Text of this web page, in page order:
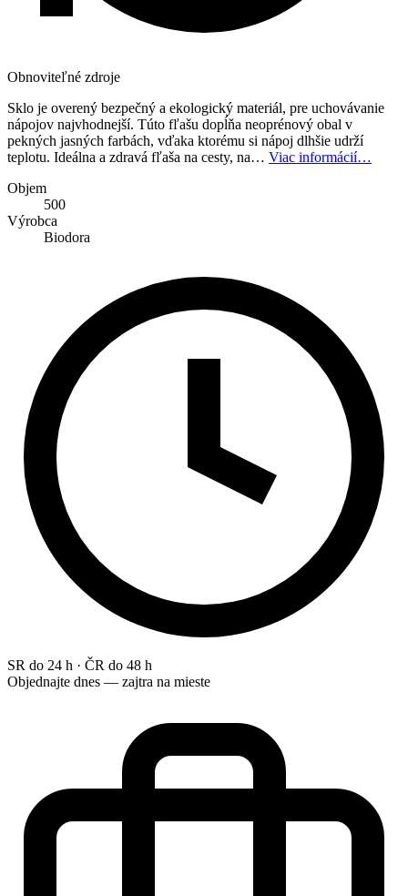
Obnoviteľné zdroje
Sklo je overený bezpečný a ekologický materiál, pre uchovávanie
nápojov najvhodnejší. Túto fľašu dopĺňa neoprénový obal v
pekných jasných farbách, vďaka ktorému si nápoj dlhšie udrží
teplotu. Ideálna a zdravá fľaša na cesty, na… Viac informácií…
Objem
500
Výrobca
Biodora
SR do 24 h · ČR do 48 h
Objednajte dnes — zajtra na mieste